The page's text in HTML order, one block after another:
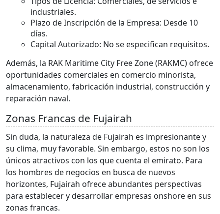
industriales.
Plazo de Inscripción de la Empresa: Desde 10
días.
Capital Autorizado: No se especifican requisitos.
Además, la RAK Maritime City Free Zone (RAKMC) ofrece
oportunidades comerciales en comercio minorista,
almacenamiento, fabricación industrial, construcción y
reparación naval.
Zonas Francas de Fujairah
Sin duda, la naturaleza de Fujairah es impresionante y
su clima, muy favorable. Sin embargo, estos no son los
únicos atractivos con los que cuenta el emirato. Para
los hombres de negocios en busca de nuevos
horizontes, Fujairah ofrece abundantes perspectivas
para establecer y desarrollar empresas onshore en sus
zonas francas.